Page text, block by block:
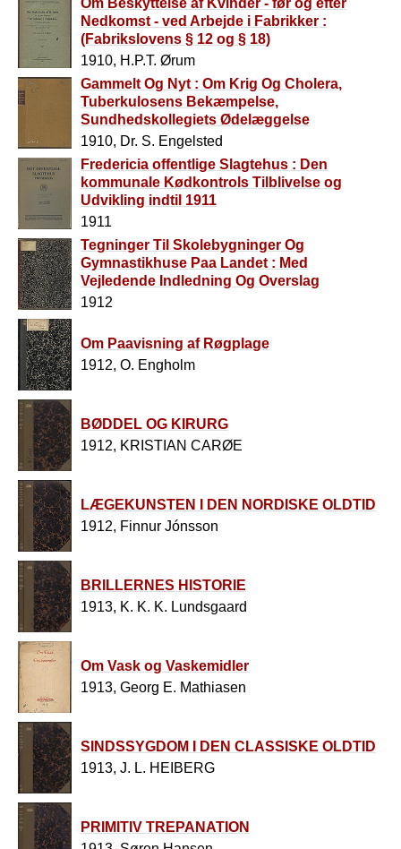
Om Beskyttelse af Kvinder - før og efter
Nedkomst - ved Arbejde i Fabrikker :
(Fabrikslovens § 12 og § 18)
1910, H.P.T. Ørum
Gammelt Og Nyt : Om Krig Og Cholera,
Tuberkulosens Bekæmpelse,
Sundhedskollegiets Ødelæggelse
1910, Dr. S. Engelsted
Fredericia offentlige Slagtehus : Den
kommunale Kødkontrols Tilblivelse og
Udvikling indtil 1911
1911
Tegninger Til Skolebygninger Og
Gymnastikhuse Paa Landet : Med
Vejledende Indledning Og Overslag
1912
Om Paavisning af Røgplage
1912, O. Engholm
BØDDEL OG KIRURG
1912, KRISTIAN CARØE
LÆGEKUNSTEN I DEN NORDISKE OLDTID
1912, Finnur Jónsson
BRILLERNES HISTORIE
1913, K. K. K. Lundsgaard
Om Vask og Vaskemidler
1913, Georg E. Mathiasen
SINDSSYGDOM I DEN CLASSISKE OLDTID
1913, J. L. HEIBERG
PRIMITIV TREPANATION